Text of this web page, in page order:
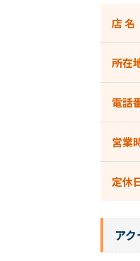
店 名
所在
電話
営業
定休
ア